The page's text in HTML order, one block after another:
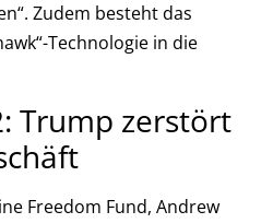
Zudem besteht das
Technologie in die
Trump zerstört
Freedom Fund, Andrew